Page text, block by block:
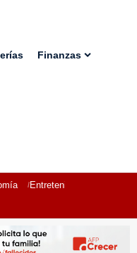
Finanzas
Entretenimiento